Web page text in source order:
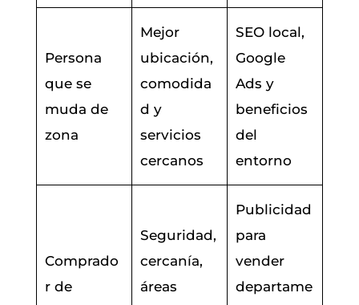
Persona
que se
muda de
zona
Mejor
ubicación,
comodida
d y
servicios
cercanos
SEO local,
Google
Ads y
beneficios
del
entorno
Comprado
r de
Seguridad,
cercanía,
áreas
Publicidad
para
vender
departame